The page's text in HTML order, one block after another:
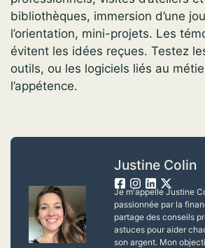
bibliothèques, immersion d’une
l’orientation, mini-projets. Les
évitent les idées reçues. Testez
outils, ou les logiciels liés au
l’appétence.
Justine Colin
Je m'appelle Justine
passionnée par la
partage des conseils
astuces pour aider
son argent. Mon